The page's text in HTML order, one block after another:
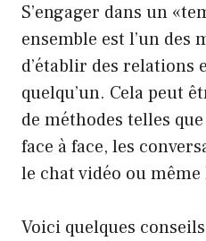
S’engager dans un
ensemble est l’un des
d’établir des relations
quelqu’un. Cela peut
de méthodes telles
face à face, les
le chat vidéo ou même
Voici quelques